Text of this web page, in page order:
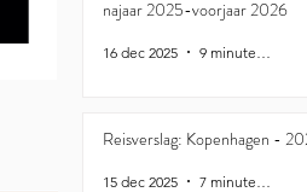
najaar 2025-voorjaar 2026
16 dec 2025
Reisverslag: Kopenhagen -
15 dec 2025